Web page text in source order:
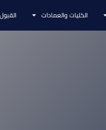
الكليات والعمادات القبول